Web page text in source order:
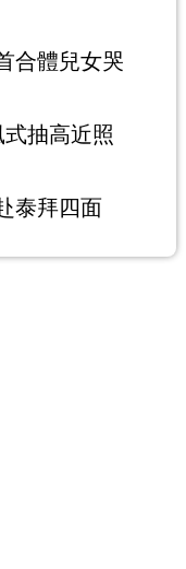
合體兒女哭
抽高近照
泰拜四面